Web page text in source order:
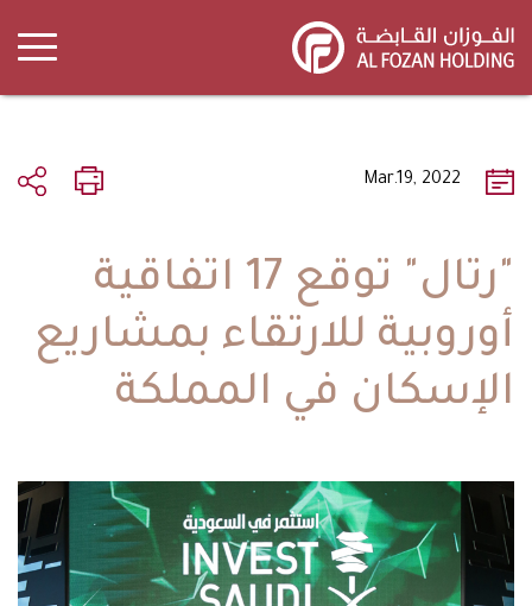
main
Mar.19, 2022
"رتال" توقع 17 اتفاقية
أوروبية للارتقاء بمشاريع
الإسكان في المملكة